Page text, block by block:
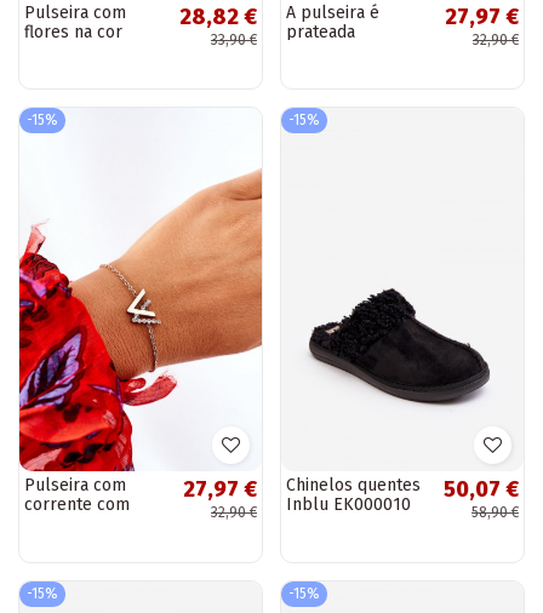
Pulseira com
flores na cor
28,82 €
33,90 €
A pulseira é
prateada
27,97 €
32,90 €
-15%
Pulseira com
corrente com
27,97 €
32,90 €
-15%
Chinelos quentes
Inblu EK000010
50,07 €
58,90 €
-15% -15%